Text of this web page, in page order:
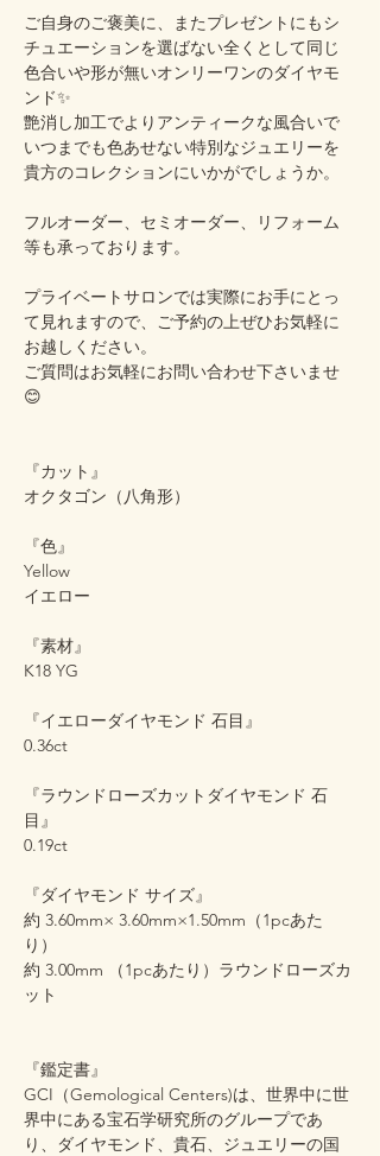
ご自身のご褒美に、またプレゼントにもシ
チュエーションを選ばない全くとして同じ
色合いや形が無いオンリーワンのダイヤモ
ンド✨
艶消し加工でよりアンティークな風合いで
いつまでも色あせない特別なジュエリーを
貴方のコレクションにいかがでしょうか。
フルオーダー、セミオーダー、リフォーム
等も承っております。
プライベートサロンでは実際にお手にとっ
て見れますので、ご予約の上ぜひお気軽に
お越しください。
ご質問はお気軽にお問い合わせ下さいませ
😊
『カット』
オクタゴン（八角形）
『色』
Yellow
イエロー
『素材』
K18 YG
『イエローダイヤモンド 石目』
0.36ct
『ラウンドローズカットダイヤモンド 石
目』
0.19ct
『ダイヤモンド サイズ』
約 3.60mm× 3.60mm×1.50mm（1pcあた
り）
約 3.00mm （1pcあたり）ラウンドローズカ
ット
『鑑定書』
GCI（Gemological Centers)は、世界中に世
界中にある宝石学研究所のグループであ
り、ダイヤモンド、貴石、ジュエリーの国